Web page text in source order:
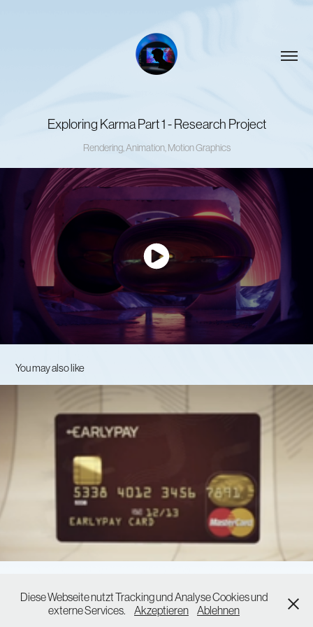
Exploring Karma Part 1 - Research Project
Rendering, Animation, Motion Graphics
You may also like
imprint and privacy policy
Diese Webseite nutzt Tracking und Analyse Cookies und
externe Services.
Akzeptieren Ablehnen